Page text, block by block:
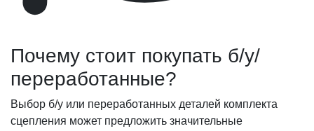
Почему стоит покупать б/у/
переработанные?
Выбор б/у или переработанных деталей комплекта
сцепления может предложить значительные